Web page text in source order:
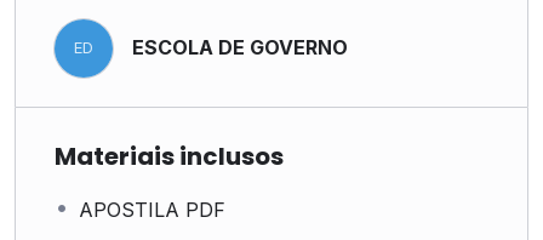
ED ESCOLA DE GOVERNO
Materiais inclusos
APOSTILA PDF